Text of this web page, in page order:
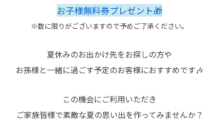
お子様無料券プレゼント🎁
※数に限りがございますので予めご了承ください。
夏休みのお出かけ先をお探しの方や
お孫様と一緒に過ごす予定のお客様におすすめです🎶
この機会にご利用いただき
ご家族皆様で素敵な夏の思い出を作ってみませんか？